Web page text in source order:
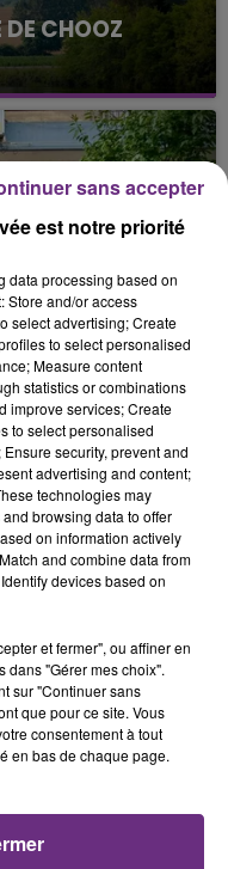
DE CHOOZ
la centrale
Une situation
qui est toujours
REIMS FERME
centre-ville
est contraint de
est notre priorité
data processing based on
Store and/or access
select advertising; Create
to select personalised
Measure content
statistics or combinations
improve services; Create
to select personalised
security, prevent and
advertising and content;
technologies may
browsing data to offer
on information actively
and combine data from
devices based on
et fermer", ou affiner en
dans "Gérer mes choix".
sur "Continuer sans
que pour ce site. Vous
consentement à tout
en bas de chaque page.
sans accepter